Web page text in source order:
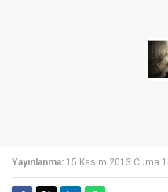
Yayınlanma: 15 Kasım 2013 Cuma